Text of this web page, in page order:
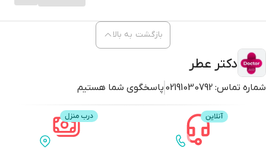
دکتر عطر
شماره تماس: 02191030792 پاسخگوی شما هستیم
بازگشت به بالا